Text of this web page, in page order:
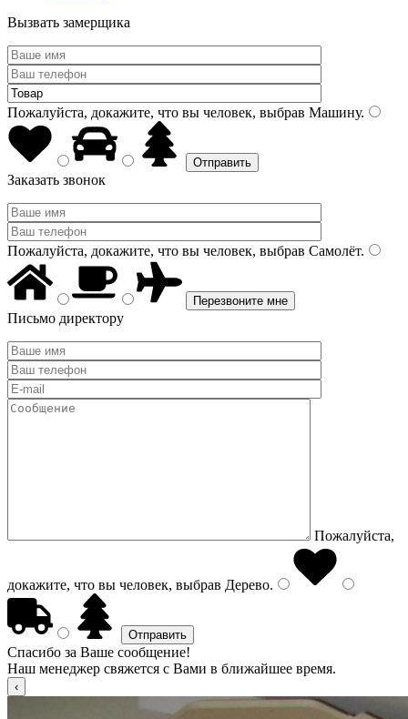
Вызвать замерщика
Пожалуйста, докажите, что вы человек, выбрав Машину.
Заказать звонок
Пожалуйста, докажите, что вы человек, выбрав Самолёт.
Письмо директору
Пожалуйста,
докажите, что вы человек, выбрав Дерево.
Спасибо за Ваше сообщение!
Наш менеджер свяжется с Вами в ближайшее время.